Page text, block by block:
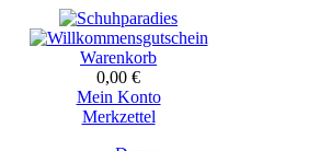
Warenkorb
0,00 €
Mein Konto
Merkzettel